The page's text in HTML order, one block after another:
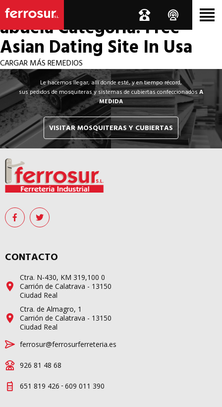
Los por si acaso de la
abuelaCategoría: Free
Asian Dating Site In Usa
CARGAR MÁS REMEDIOS
Le hacemos llegar, allí donde esté, y en tiempo récord,
sus pedidos de mosquiteras y sistemas de cubiertas confeccionadosA
MEDIDA
VISITAR MOSQUITERAS Y CUBIERTAS
CONTACTO
Ctra. N-430, KM 319,100 0
Carrión de Calatrava - 13150
Ciudad Real
Ctra. de Almagro, 1
Carrión de Calatrava - 13150
Ciudad Real
ferrosur@ferrosurferreteria.es
926 81 48 68
651 819 426 - 609 011 390